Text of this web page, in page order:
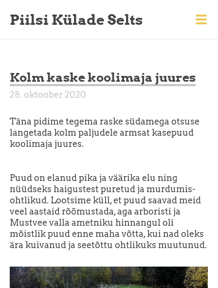
Piilsi Külade Selts
Kolm kaske koolimaja juures
28. oktoober 2020
Täna pidime tegema raske südamega otsuse
langetada kolm paljudele armsat kasepuud
koolimaja juures.
Puud on elanud pika ja väärika elu ning
nüüdseks haigustest puretud ja murdumis-
ohtlikud. Lootsime küll, et puud saavad meid
veel aastaid rõõmustada, aga arboristi ja
Mustvee valla ametniku hinnangul oli
mõistlik puud enne maha võtta, kui nad oleks
ära kuivanud ja seetõttu ohtlikuks muutunud.